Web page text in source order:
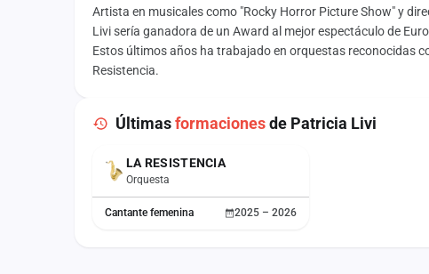
Artista en musicales como "Rocky Horror Picture Show" y
Livi sería ganadora de un Award al mejor espectáculo de
Estos últimos años ha trabajado en orquestas reconocidas
Resistencia.
Últimasformacionesde Patricia Livi
LA RESISTENCIA
Orquesta
Cantante femenina 2025 – 2026